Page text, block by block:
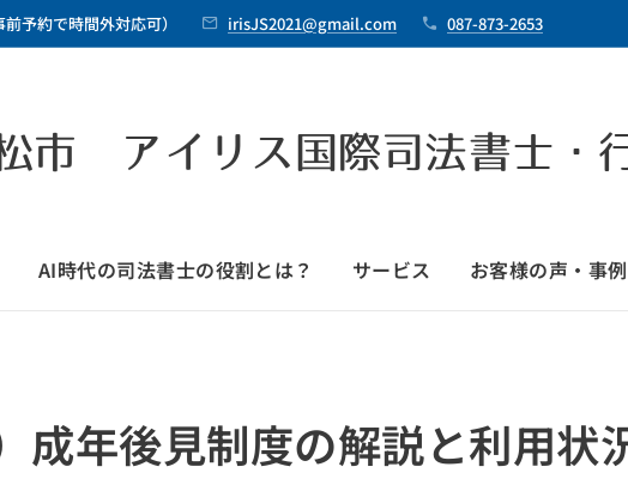
予約で時間外対応可） irisJS2021@gmail.com 087-873-2653
市 アイリス国際司法書士・
AI時代の司法書士の役割とは？ サービス お客様の声・事例
成年後見制度の解説と利用状